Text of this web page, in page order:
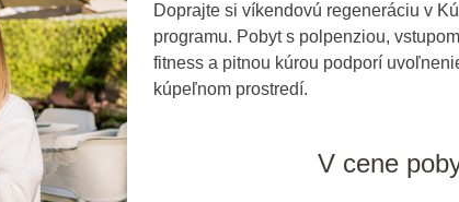
Doprajte si víkendovú regeneráciu v
programu. Pobyt s polpenziou,
fitness a pitnou kúrou podporí
kúpeľnom prostredí.
V cene